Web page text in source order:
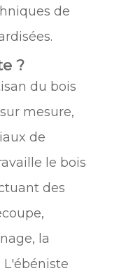
de
?
du bois
mesure,
de
le bois
des
la